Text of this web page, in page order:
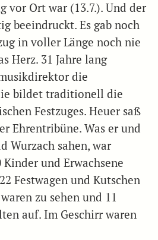
vor Ort war (13.7.). Und der
beeindruckt. Es gab noch
in voller Länge noch nie
Herz. 31 Jahre lang
die
bildet traditionell die
Festzuges. Heuer saß
Ehrentribüne. Was er und
Wurzach sahen, war
und Erwachsene
Festwagen und Kutschen
zu sehen und 11
auf. Im Geschirr waren